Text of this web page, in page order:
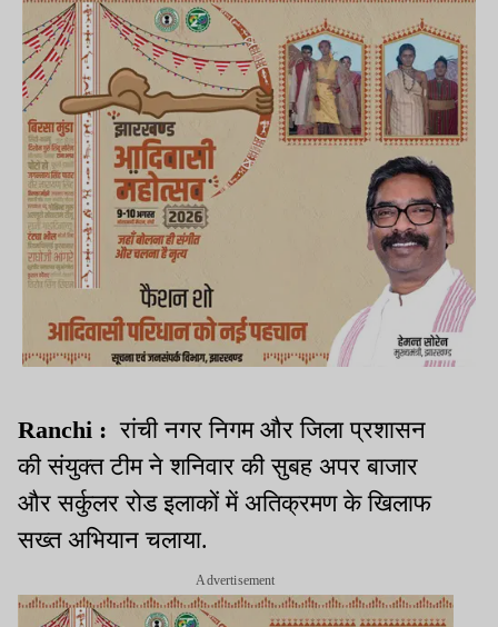
Ranchi :रांची नगर निगम और जिला प्रशासन
की संयुक्त टीम ने शनिवार की सुबह अपर बाजार
और सर्कुलर रोड इलाकों में अतिक्रमण के खिलाफ
सख्त अभियान चलाया.
Advertisement